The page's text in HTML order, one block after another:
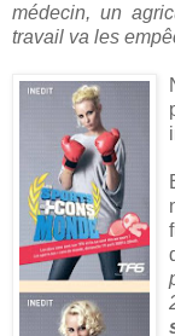
médecin, un
travail va les